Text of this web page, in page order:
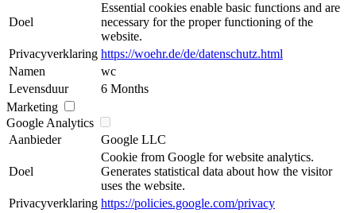
Doel
Essential cookies enable basic functions and are
necessary for the proper functioning of the
website.
Privacyverklaring https://woehr.de/de/datenschutz.html
Namen
wc
Levensduur
6 Months
Marketing
Google Analytics
Aanbieder
Google LLC
Doel
Cookie from Google for website analytics.
Generates statistical data about how the visitor
uses the website.
Privacyverklaring https://policies.google.com/privacy